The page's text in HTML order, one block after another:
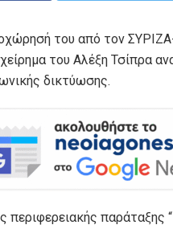
του από τον
του Αλέξη Τσίπρα
δικτύωσης.
περιφερειακής παράταξης